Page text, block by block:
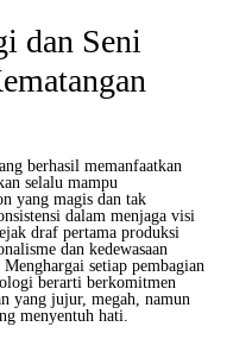
dan Seni
berhasil memanfaatkan
selalu mampu
yang magis dan tak
dalam menjaga visi
draf pertama produksi
dan kedewasaan
setiap pembagian
berarti berkomitmen
yang jujur, megah, namun
menyentuh hati.